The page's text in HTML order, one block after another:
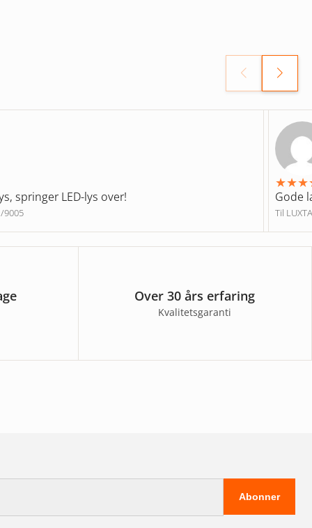
springer LED-lys over!
9005
★★★
Gode
Til
Over 30 års erfaring
Kvalitetsgaranti
Abonner